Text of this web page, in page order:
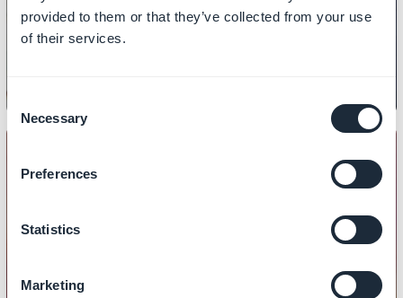
provided to them or that they’ve collected from your use
of their services.
Consent
Selection
Necessary
Preferences
Statistics
Marketing
negozio
Come impostare lo stile globale del